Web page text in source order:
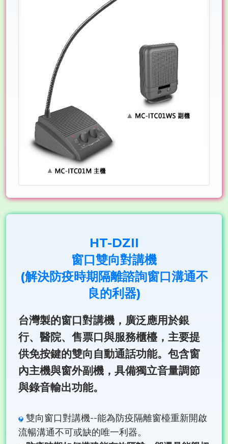
HT-DZII
窗口雙向對講機
(解決防疫時期隔離諮詢窗口溝通不
良的利器)
台灣製的窗口對講機，廣泛應用於銀
行、醫院、售票口與服務櫃檯，主要提
供免按鍵的雙向自動通話功能。包含窗
內主機與窗外副機，具備獨立音量調節
與錄音輸出功能。
雙向窗口對講機--能為防疫隔離窗檯重新開啟
流暢溝通不可或缺的唯一利器。